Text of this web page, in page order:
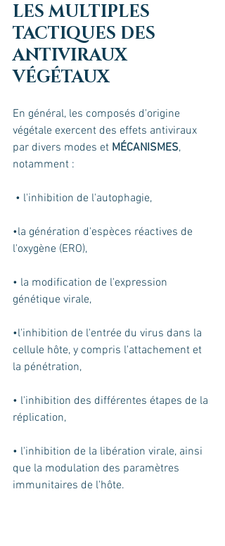
LES MULTIPLES
TACTIQUES DES
ANTIVIRAUX
VÉGÉTAUX
En général, les composés d'origine
végétale exercent des effets antiviraux
par divers modes et MÉCANISMES,
notamment :
• l'inhibition de l'autophagie,
•la génération d'espèces réactives de
l'oxygène (ERO),
• la modification de l'expression
génétique virale,
•l'inhibition de l'entrée du virus dans la
cellule hôte, y compris l'attachement et
la pénétration,
• l'inhibition des différentes étapes de la
réplication,
• l'inhibition de la libération virale, ainsi
que la modulation des paramètres
immunitaires de l'hôte.